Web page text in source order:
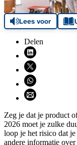
Lees voor
Delen
Deel via
Deel via X
Deel via
Deel via email
Zeg je dat je product
2026 moet je zulke
loop je het risico dat
andere informatie